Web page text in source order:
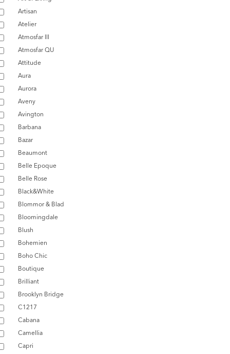
Artisan
Atelier
Atmosfar III
Atmosfar QU
Attitude
Aura
Aurora
Aveny
Avington
Barbana
Bazar
Beaumont
Belle Epoque
Belle Rose
Black&White
Blommor & Blad
Bloomingdale
Blush
Bohemien
Boho Chic
Boutique
Brilliant
Brooklyn Bridge
C1217
Cabana
Camellia
Capri